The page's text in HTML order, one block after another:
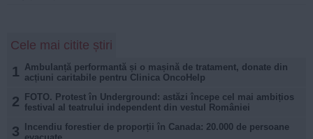
Cele mai citite știri
1 Ambulanță performantă și o mașină de tratament, donate din
acțiuni caritabile pentru Clinica OncoHelp
2
FOTO. Protest în Underground: astăzi începe cel mai ambițios
festival al teatrului independent din vestul României
3
Incendiu forestier de proporții în Canada: 20.000 de persoane